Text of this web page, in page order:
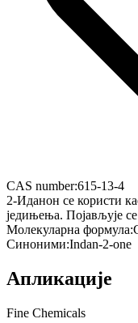
CAS number:615-13-4
2-Иданон се користи
једињења. Појављује
Молекуларна формула:
Синоними:Indan-2-one
Апликације
Fine Chemicals